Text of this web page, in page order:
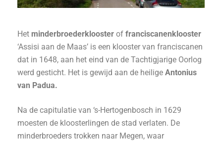
Het minderbroederklooster of franciscanenklooster
‘Assisi aan de Maas’ is een klooster van franciscanen
dat in 1648, aan het eind van de Tachtigjarige Oorlog
werd gesticht. Het is gewijd aan de heilige Antonius
van Padua.
Na de capitulatie van ‘s-Hertogenbosch in 1629
moesten de kloosterlingen de stad verlaten. De
minderbroeders trokken naar Megen, waar